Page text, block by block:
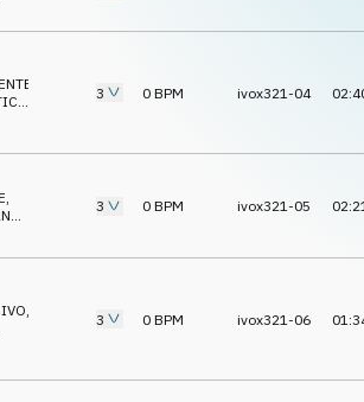
3 0 BPM ivox321-04
3 0 BPM ivox321-05
,
3 0 BPM ivox321-06